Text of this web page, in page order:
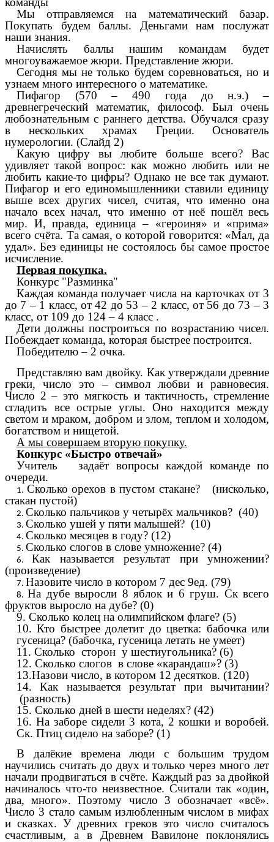
Мы отправляемся на математический базар.
Покупать будем баллы. Деньгами нам послужат
наши знания.
Начислять баллы нашим командам будет
многоуважаемое жюри. Представление жюри.
Сегодня мы не только будем соревноваться, но и
узнаем много интересного о математике.
Пифагор (570 – 490 года до н.э.) –
древнегреческий математик, философ. Был очень
любознательным с раннего детства. Обучался сразу
в нескольких храмах Греции. Основатель
нумерологии. (Слайд 2)
Какую цифру вы любите больше всего? Вас
удивляет такой вопрос: как можно любить или не
любить какие-то цифры? Однако не все так думают.
Пифагор и его единомышленники ставили единицу
выше всех других чисел, считая, что именно она
начало всех начал, что именно от неё пошёл весь
мир. И, правда, единица – «героиня» и «прима»
всего счёта. Та самая, о которой говорится: «Мал, да
удал». Без единицы не состоялось бы самое простое
исчисление.
Первая покупка.
Конкурс "Разминка"
Каждая команда получает числа на карточках от 3
до 7 – 1 класс, от 42 до 53 – 2 класс, от 56 до 73 – 3
класс, от 109 до 124 – 4 класс .
Дети должны построиться по возрастанию чисел.
Побеждает команда, которая быстрее построится.
Победителю – 2 очка.
Представляю вам двойку. Как утверждали древние
греки, число это – символ любви и равновесия.
Число 2 – это мягкость и тактичность, стремление
сгладить все острые углы. Оно находится между
светом и мраком, добром и злом, теплом и холодом,
богатством и нищетой.
А мы совершаем вторую покупку.
Конкурс «Быстро отвечай»
Учитель задаёт вопросы каждой команде по
очереди.
Сколько орехов в пустом стакане? (нисколько,
стакан пустой)
Сколько пальчиков у четырёх мальчиков? (40)
Сколько ушей у пяти малышей? (10)
Сколько месяцев в году? (12)
Сколько слогов в слове умножение? (4)
Как называется результат при умножении?
(произведение)
Назовите число в котором 7 дес 9ед. (79)
На дубе выросли 8 яблок и 6 груш. Ск всего
фруктов выросло на дубе? (0)
9. Сколько колец на олимпийском флаге? (5)
10. Кто быстрее долетит до цветка: бабочка или
гусеница? (бабочка, гусеница летать не умеет)
11. Сколько сторон у шестиугольника? (6)
12. Сколько слогов в слове «карандаш»? (3)
13.Назови число, в котором 12 десятков. (120)
14. Как называется результат при вычитании?
(разность)
15. Сколько дней в шести неделях? (42)
16. На заборе сидели 3 кота, 2 кошки и воробей.
Ск. Птиц сидело на заборе? (1)
В далёкие времена люди с большим трудом
научились считать до двух и только через много лет
начали продвигаться в счёте. Каждый раз за двойкой
начиналось что-то неизвестное. Считали так «один,
два, много». Поэтому число 3 обозначает «всё».
Число 3 стало самым излюбленным числом в мифах
и сказках. У древних греков это число считалось
счастливым, а в Древнем Вавилоне поклонялись